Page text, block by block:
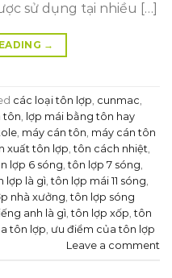
sử dụng tại nhiều […]
→
các loại tôn lợp cunmac
tôn lợp mái bằng tôn hay
máy cán tôn máy cán tôn
xuất tôn lợp ,tôn cách nhiệt
lợp 6 sóng ,tôn lợp 7 sóng
lợp là gì ,tôn lợp mái 11 sóng
nhà xưởng ,tôn lợp sóng
anh là gì ,tôn lợp xốp ,tôn
tôn lợp ưu điểm của tôn lợp
Leave a comment